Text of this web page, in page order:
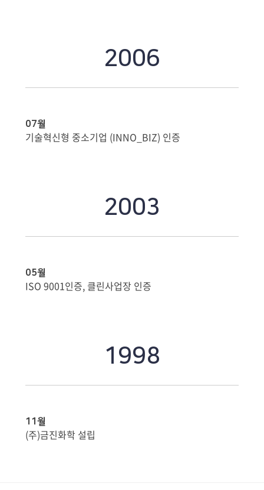
2006
07월
기술혁신형 중소기업 (INNO_BIZ) 인증
2003
05월
ISO 9001인증, 클린사업장 인증
1998
11월
(주)금진화학 설립